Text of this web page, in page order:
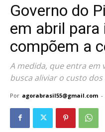
Governo do
em abril para
compõem a
A medida, que entra em
busca aliviar o custo
Por agorabrasil55@gmail.com -